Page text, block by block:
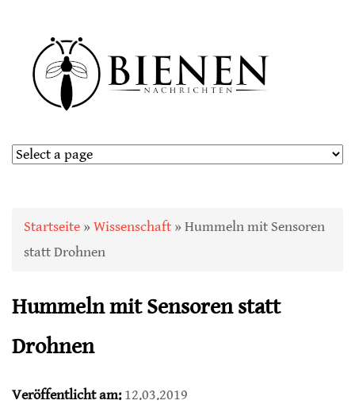
Sie sind hier
Startseite » Wissenschaft » Hummeln mit Sensoren
statt Drohnen
Hummeln mit Sensoren statt
Drohnen
Veröffentlicht am:12.03.2019